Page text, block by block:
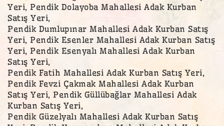
Yeri, Pendik Dolayoba Mahallesi Adak Kurban
Satış Yeri,
Pendik Dumlupınar Mahallesi Adak Kurban Satış
Yeri, Pendik Esenler Mahallesi Adak Kurban Satış
Yeri, Pendik Esenyalı Mahallesi Adak Kurban
Satış Yeri,
Pendik Fatih Mahallesi Adak Kurban Satış Yeri,
Pendik Fevzi Çakmak Mahallesi Adak Kurban
Satış Yeri, Pendik Güllübağlar Mahallesi Adak
Kurban Satış Yeri,
Pendik Güzelyalı Mahallesi Adak Kurban Satış